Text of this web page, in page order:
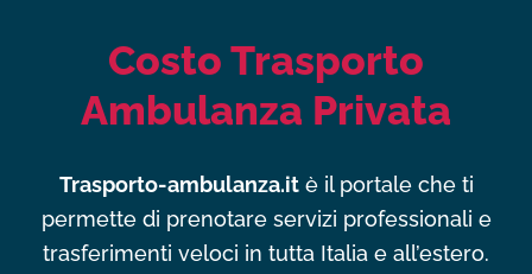
Costo Trasporto
Ambulanza Privata
Trasporto-ambulanza.itè il portale che ti
permette di prenotare servizi professionali e
trasferimenti veloci in tutta Italia e all’estero.